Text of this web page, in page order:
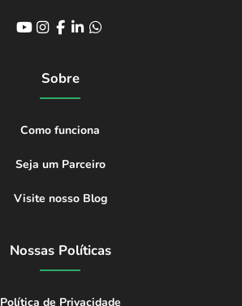
Sobre
Como funciona
Seja um Parceiro
Visite nosso Blog
Nossas Políticas
Política de Privacidade